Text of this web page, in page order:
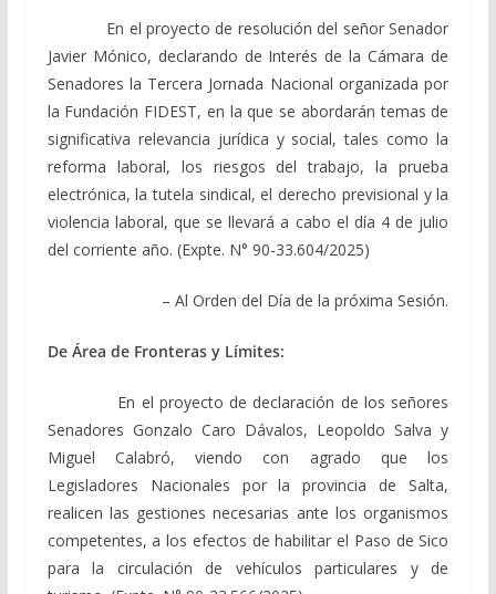
En el proyecto de resolución del señor Senador
Javier Mónico, declarando de Interés de la Cámara de
Senadores la Tercera Jornada Nacional organizada por
la Fundación FIDEST, en la que se abordarán temas de
significativa relevancia jurídica y social, tales como la
reforma laboral, los riesgos del trabajo, la prueba
electrónica, la tutela sindical, el derecho previsional y la
violencia laboral, que se llevará a cabo el día 4 de julio
del corriente año. (Expte. N° 90-33.604/2025)
– Al Orden del Día de la próxima Sesión.
De Área de Fronteras y Límites:
En el proyecto de declaración de los señores
Senadores Gonzalo Caro Dávalos, Leopoldo Salva y
Miguel Calabró, viendo con agrado que los
Legisladores Nacionales por la provincia de Salta,
realicen las gestiones necesarias ante los organismos
competentes, a los efectos de habilitar el Paso de Sico
para la circulación de vehículos particulares y de